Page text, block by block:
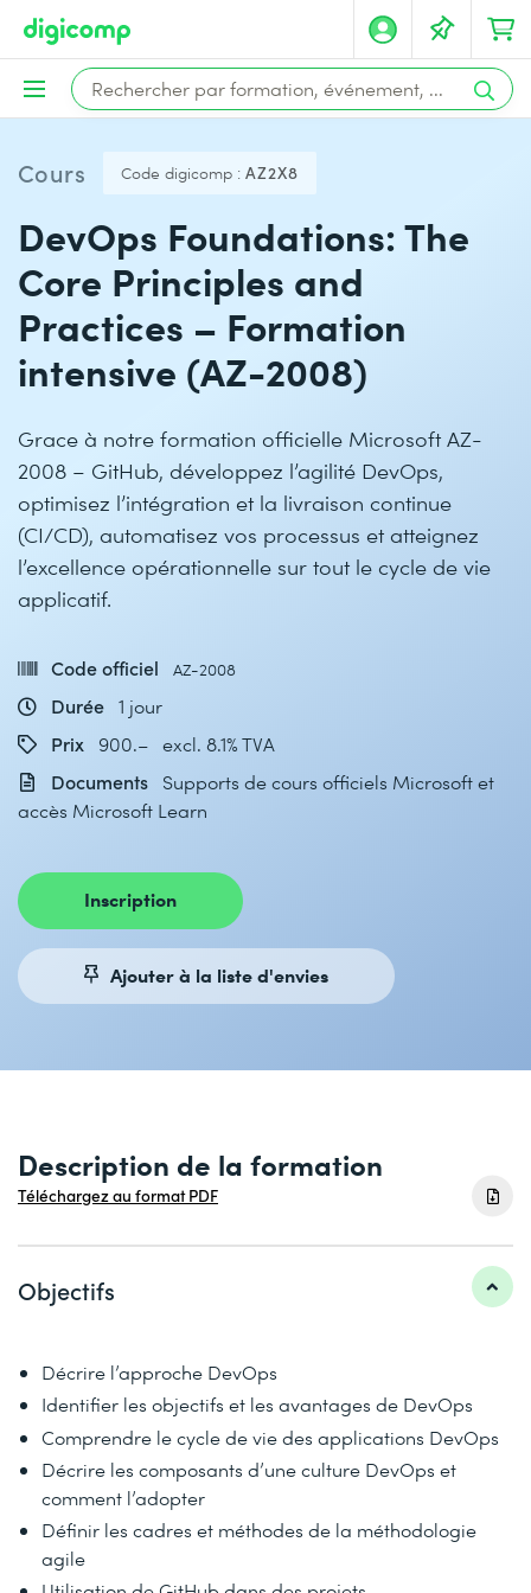
Cours Code digicomp : AZ2X8
DevOps Foundations: The
Core Principles and
Practices – Formation
intensive (AZ-2008)
Grace à notre formation officielle Microsoft AZ-
2008 – GitHub, développez l’agilité DevOps,
optimisez l’intégration et la livraison continue
(CI/CD), automatisez vos processus et atteignez
l’excellence opérationnelle sur tout le cycle de vie
applicatif.
Code officiel AZ-2008
Durée 1 jour
Prix
900.– excl. 8.1% TVA
Documents
Supports de cours officiels Microsoft et
accès Microsoft Learn
Inscription
Ajouter à la liste d'envies
Description de la formation
Téléchargez au format PDF
Objectifs
Décrire l’approche DevOps
Identifier les objectifs et les avantages de DevOps
Comprendre le cycle de vie des applications DevOps
Décrire les composants d’une culture DevOps et
comment l’adopter
Définir les cadres et méthodes de la méthodologie
agile